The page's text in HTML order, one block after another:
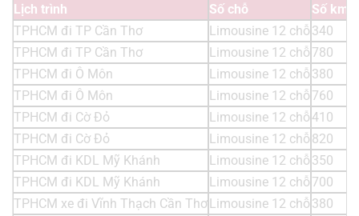
Lịch trình Số chỗ Số km
TPHCM đi TP Cần Thơ
Limousine 12 chỗ 340
TPHCM đi TP Cần Thơ
Limousine 12 chỗ 780
TPHCM đi Ô Môn
Limousine 12 chỗ 380
TPHCM đi Ô Môn
Limousine 12 chỗ 760
TPHCM đi Cờ Đỏ
Limousine 12 chỗ410
TPHCM đi Cờ Đỏ
Limousine 12 chỗ 820
TPHCM đi KDL Mỹ Khánh
Limousine 12 chỗ 350
TPHCM đi KDL Mỹ Khánh
Limousine 12 chỗ 700
TPHCM xe đi Vĩnh Thạch Cần ThơLimousine 12 chỗ 380